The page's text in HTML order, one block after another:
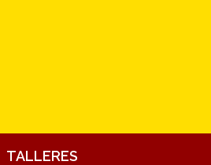
TALLERES